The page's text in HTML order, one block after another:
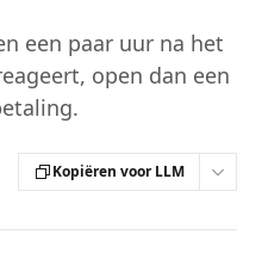
een paar uur na het
open dan een
Kopiëren voor LLM